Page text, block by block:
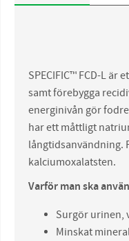
SPECIFIC™ FCD-L
samt förebygga
energinivån gör
har ett måttligt
långtidsanvändning.
kalciumoxalatsten.
Varför man ska
Surgör urinen,
Minskat